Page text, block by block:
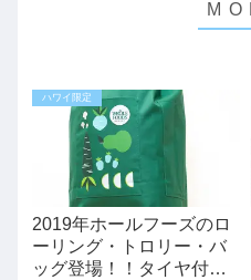
ハワイ限定
2019年ホールフーズのロ
ーリング・トロリー・バ
ッグ登場！！タイヤ付き